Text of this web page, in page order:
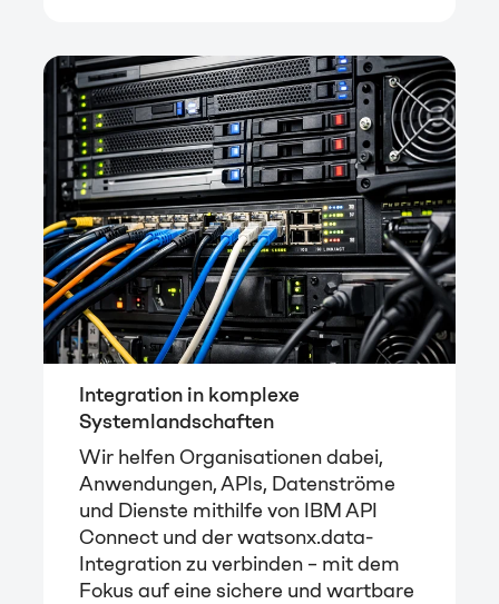
Integration in komplexe
Systemlandschaften
Wir helfen Organisationen dabei,
Anwendungen, APIs, Datenströme
und Dienste mithilfe von IBM API
Connect und der watsonx.data-
Integration zu verbinden – mit dem
Fokus auf eine sichere und wartbare